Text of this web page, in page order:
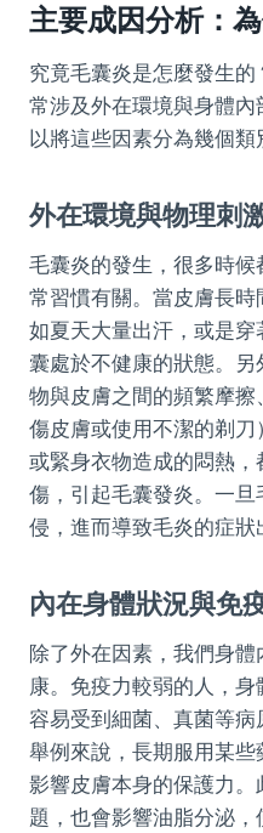
主要成因分析：
究竟毛囊炎是怎麼發生
常涉及外在環境與身體
以將這些因素分為幾個類
外在環境與物理刺
毛囊炎的發生，很多時
常習慣有關。當皮膚長
如夏天大量出汗，或是
囊處於不健康的狀態。
物與皮膚之間的頻繁摩
傷皮膚或使用不潔的剃
或緊身衣物造成的悶熱
傷，引起毛囊發炎。一
侵，進而導致毛炎的症狀
內在身體狀況與免
除了外在因素，我們身
康。免疫力較弱的人，身
容易受到細菌、真菌等病
舉例來說，長期服用某
影響皮膚本身的保護力
題，也會影響油脂分泌